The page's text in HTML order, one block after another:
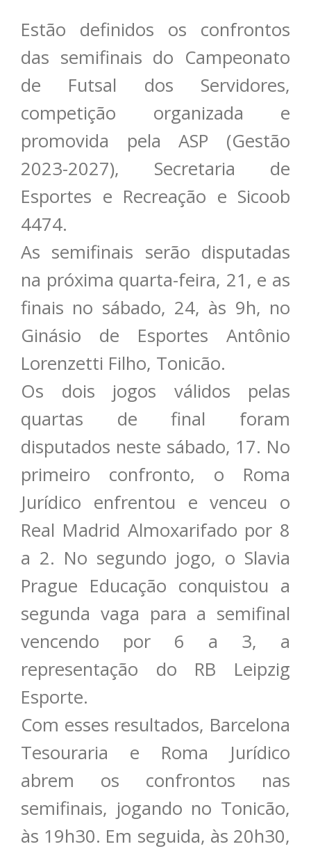
Estão definidos os confrontos
das semifinais do Campeonato
de Futsal dos Servidores,
competição organizada e
promovida pela ASP (Gestão
2023-2027), Secretaria de
Esportes e Recreação e Sicoob
4474.
As semifinais serão disputadas
na próxima quarta-feira, 21, e as
finais no sábado, 24, às 9h, no
Ginásio de Esportes Antônio
Lorenzetti Filho, Tonicão.
Os dois jogos válidos pelas
quartas de final foram
disputados neste sábado, 17. No
primeiro confronto, o Roma
Jurídico enfrentou e venceu o
Real Madrid Almoxarifado por 8
a 2. No segundo jogo, o Slavia
Prague Educação conquistou a
segunda vaga para a semifinal
vencendo por 6 a 3, a
representação do RB Leipzig
Esporte.
Com esses resultados, Barcelona
Tesouraria e Roma Jurídico
abrem os confrontos nas
semifinais, jogando no Tonicão,
às 19h30. Em seguida, às 20h30,